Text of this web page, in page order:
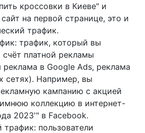
кроссовки в Киеве" и
на первой странице, это и
трафик.
трафик, который вы
счёт платной рекламы
реклама в Google Ads, реклама
сетях). Например, вы
кампанию с акцией
коллекцию в интернет-
2023'" в Facebook.
трафик: пользователи